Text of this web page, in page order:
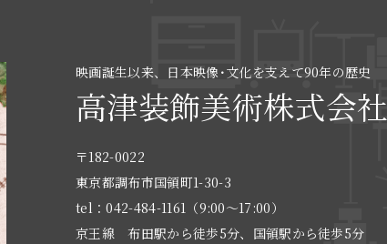
映画誕生以来、日本映像･文化を支えて90年の歴史
高津装飾美術株式会社
〒182-0022
東京都調布市国領町1-30-3
tel：042-484-1161（9:00〜17:00）
京王線 布田駅から徒歩5分、国領駅から徒歩5分